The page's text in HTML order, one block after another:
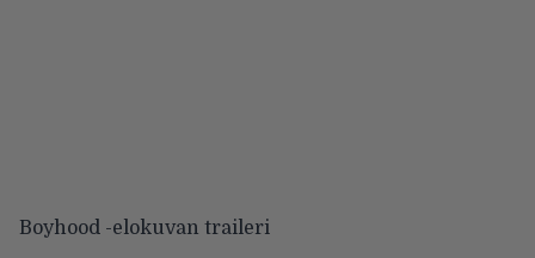
Boyhood -elokuvan traileri